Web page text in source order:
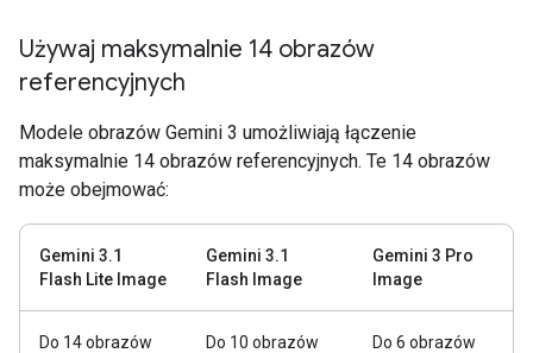
Używaj maksymalnie 14 obrazów
referencyjnych
Modele obrazów Gemini 3 umożliwiają łączenie
maksymalnie 14 obrazów referencyjnych. Te 14 obrazów
może obejmować:
Gemini 3.1
Flash Lite Image
Gemini 3.1
Flash Image
Gemini 3 Pro
Image
Do 14 obrazów
Do 10 obrazów
Do 6 obrazów